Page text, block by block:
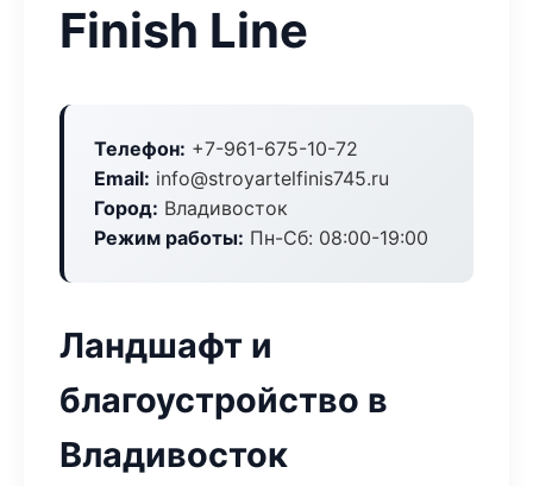
Finish Line
Телефон: +7-961-675-10-72
Email: info@stroyartelfinis745.ru
Город: Владивосток
Режим работы: Пн-Сб: 08:00-19:00
Ландшафт и
благоустройство в
Владивосток